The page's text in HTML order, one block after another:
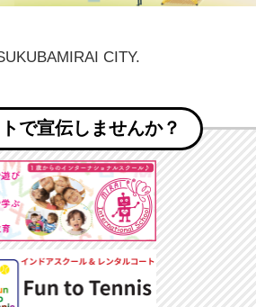
CITY.
で宣伝しませんか？